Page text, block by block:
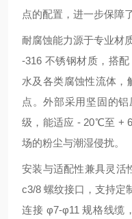
点的配置，进一步保障
耐腐蚀能力源于专业材
-316 不锈钢材质，搭配
水及各类腐蚀性流体，
点。外部采用坚固的
级，能适应 - 20℃至 +
场的粉尘与潮湿侵扰。
安装与适配性兼具灵活
c3/8 螺纹接口，支持定
连接 φ7-φ11 规格线缆